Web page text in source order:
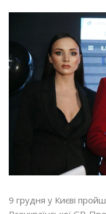
9 грудня у Києві